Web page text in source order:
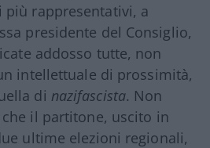
rappresentativi, a
presidente del Consiglio,
addosso tutte, non
intellettuale di prossimità,
di nazifascista. Non
il partitone, uscito in
ultime elezioni regionali,